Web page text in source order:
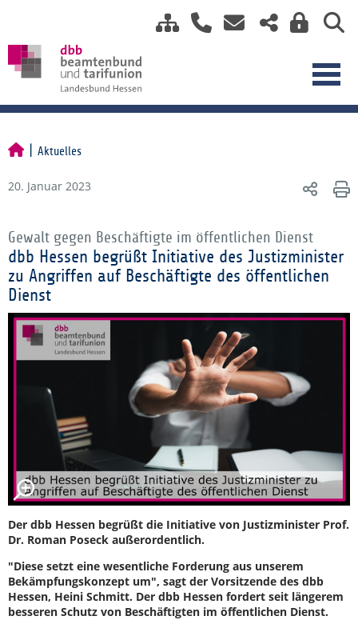
Aktuelles
20. Januar 2023
Gewalt gegen Beschäftigte im öffentlichen Dienst
dbb Hessen begrüßt Initiative des Justizminister
zu Angriffen auf Beschäftigte des öffentlichen
Dienst
Der dbb Hessen begrüßt die Initiative von Justizminister Prof.
Dr. Roman Poseck außerordentlich.
"Diese setzt eine wesentliche Forderung aus unserem
Bekämpfungskonzept um", sagt der Vorsitzende des dbb
Hessen, Heini Schmitt. Der dbb Hessen fordert seit längerem
besseren Schutz von Beschäftigten im öffentlichen Dienst.